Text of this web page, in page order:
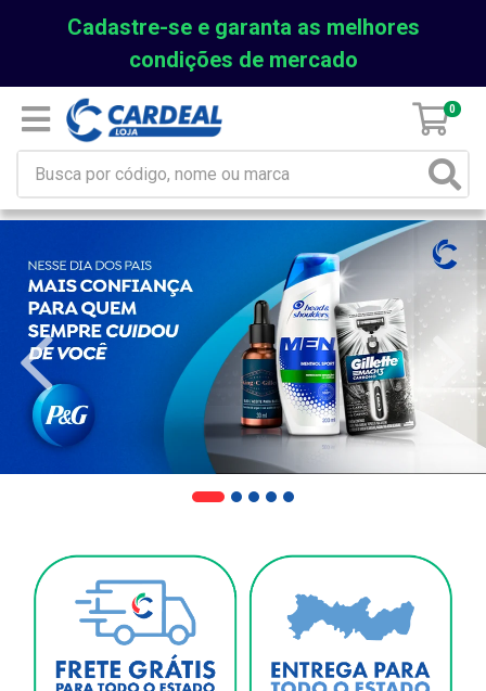
Cadastre-se e garanta as melhores
condições de mercado
0